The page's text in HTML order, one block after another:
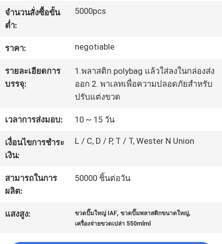
ทัวร์
โรงงาน
ควบคุม
แผนผัง
POLICY
จำนวนสั่งซื้อขั้น
ต่ำ:
5000pcs
ราคา: negotiable
รายละเอียดการ
บรรจุ:
1.พลาสติก polybag แล้วใส่ลงในกล่องส่ง
ออก 2. พาเลทเพื่อความปลอดภัยสำหรับ
ปรับแต่งขวด
เวลาการส่งมอบ: 10 ~ 15 วัน
เงื่อนไขการชำระ
เงิน:
L / C, D / P, T / T, Wester N Union
สามารถในการ
ผลิต:
50000 ชิ้นต่อวัน
แสงสูง: ขวดปั๊มใหญ่ IAF,ขวดปั๊มพลาสติกขนาดใหญ่,
เครื่องจ่ายขวดเปล่า 550mlml